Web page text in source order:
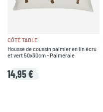
CÔTÉ TABLE
Housse de coussin palmier en lin écru
et vert 50x30cm - Palmeraie
14,95 €